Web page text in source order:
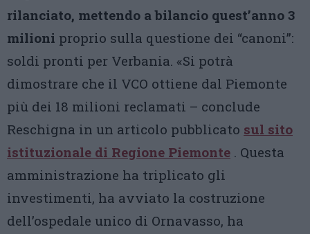
rilanciato, mettendo a bilancio quest’anno 3
milioni proprio sulla questione dei “canoni”:
soldi pronti per Verbania. «Si potrà
dimostrare che il VCO ottiene dal Piemonte
più dei 18 milioni reclamati – conclude
Reschigna in un articolo pubblicato sul sito
istituzionale di Regione Piemonte . Questa
amministrazione ha triplicato gli
investimenti, ha avviato la costruzione
dell’ospedale unico di Ornavasso, ha